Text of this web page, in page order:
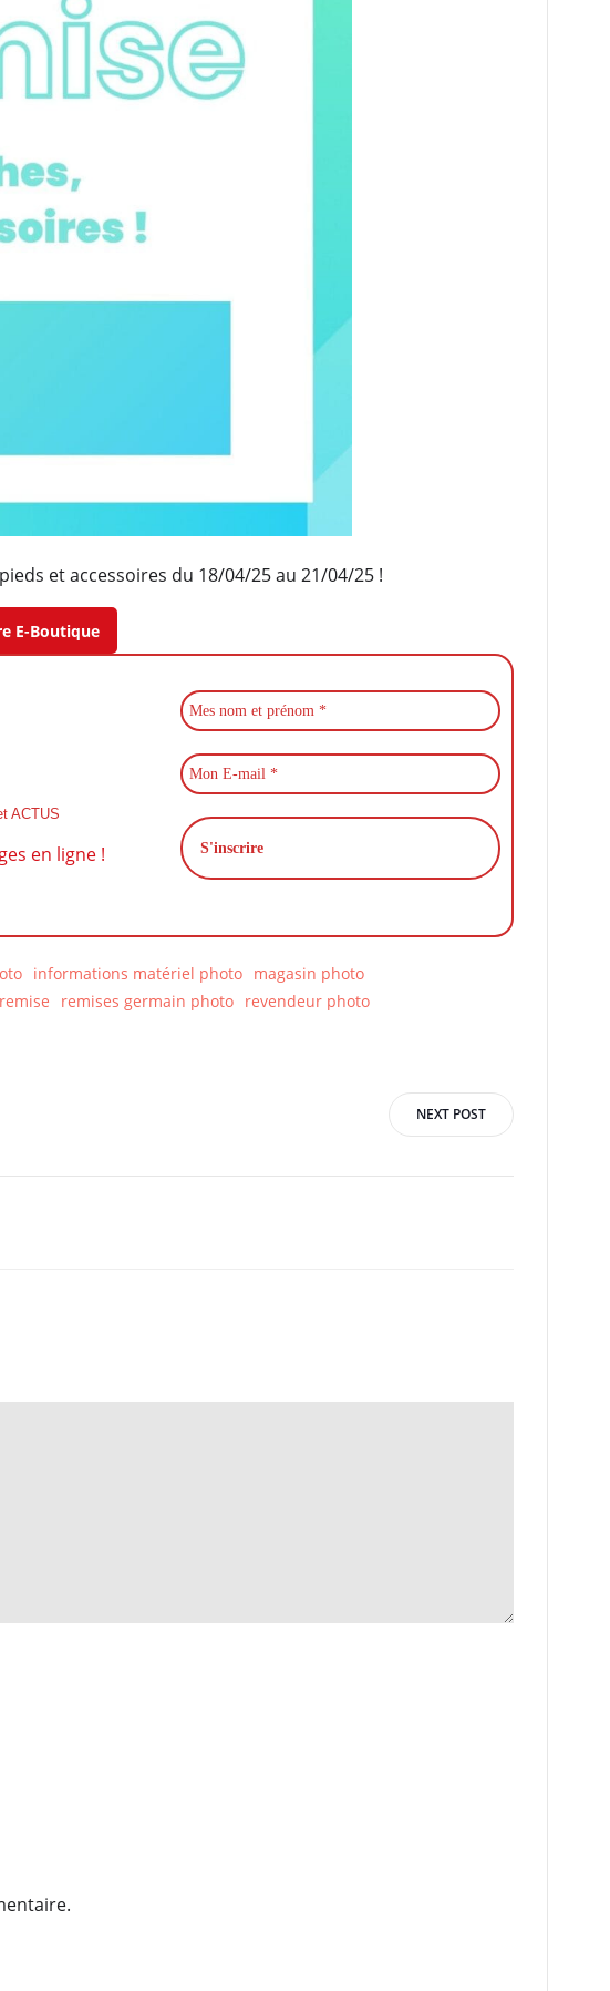
et accessoires du 18/04/25 au 21/04/25 !
E-Boutique
ACTUS
en ligne !
informations matériel photo magasin photo
remise remises germain photo revendeur photo
NEXT POST